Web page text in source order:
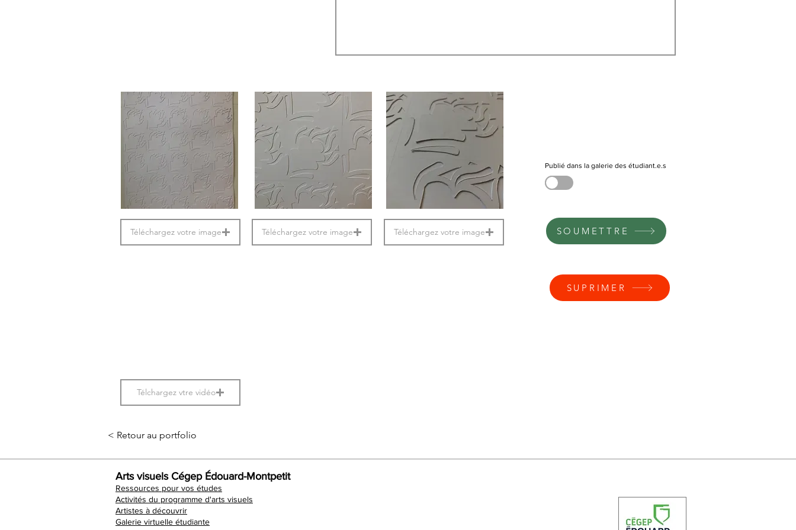
Téléchargez votre image Téléchargez votre image Téléchargez votre image
Publié dans la galerie des étudiant.e.s
SOUMETTRE
SUPRIMER
Télchargez vtre vidéo
< Retour au portfolio
Arts visuels Cégep Édouard-Montpetit
Ressources pour vos études
Activités du programme d'arts visuels
Artistes à découvrir
Galerie virtuelle étudiante